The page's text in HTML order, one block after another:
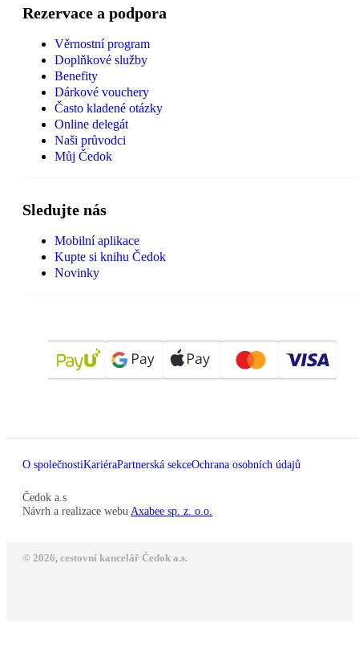
Rezervace a podpora
Věrnostní program
Doplňkové služby
Benefity
Dárkové vouchery
Často kladené otázky
Online delegát
Naši průvodci
Můj Čedok
Sledujte nás
Mobilní aplikace
Kupte si knihu Čedok
Novinky
O společnostiKariéraPartnerská sekceOchrana osobních údajů
Čedok a.s
Návrh a realizace webu Axabee sp. z. o.o.
© 2026, cestovní kancelář Čedok a.s.